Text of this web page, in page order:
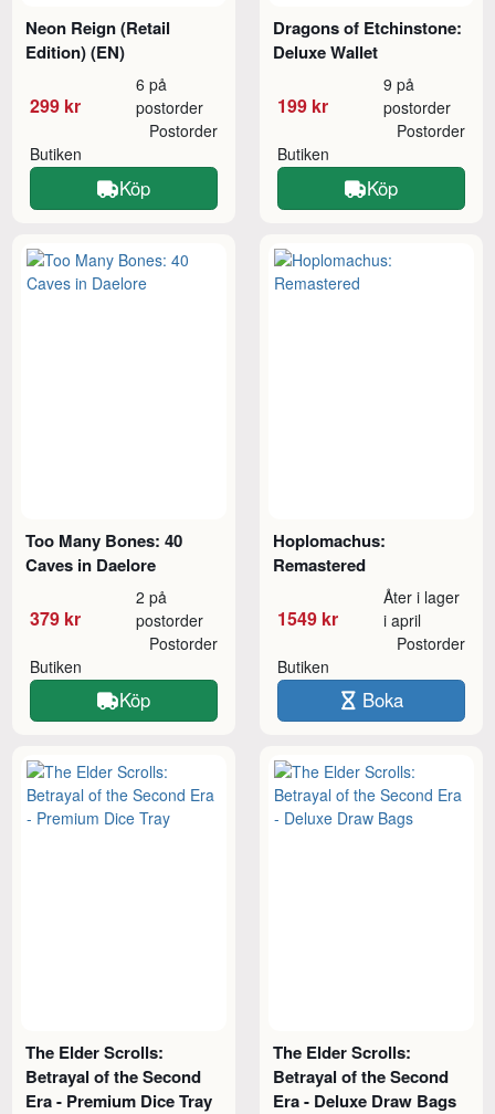
Neon Reign (Retail
Edition) (EN)
299 kr
6 på
postorder
Butiken
Postorder
Köp
Dragons of Etchinstone:
Deluxe Wallet
199 kr
9 på
postorder
Butiken
Postorder
Köp
Too Many Bones: 40
Caves in Daelore
379 kr
2 på
postorder
Butiken
Postorder
Köp
Hoplomachus:
Remastered
1549 kr
Åter i lager
i april
Butiken
Postorder
Boka
The Elder Scrolls:
Betrayal of the Second
Era - Premium Dice Tray
The Elder Scrolls:
Betrayal of the Second
Era - Deluxe Draw Bags